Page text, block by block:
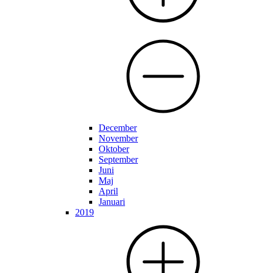
December
November
Oktober
September
Juni
Maj
April
Januari
2019